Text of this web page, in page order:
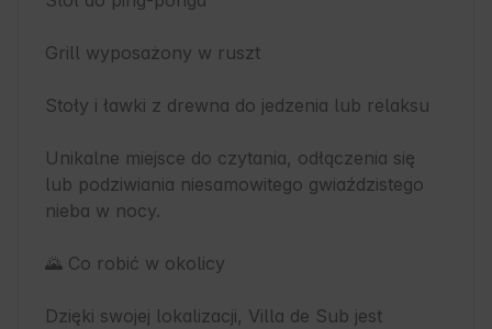
Grill wyposażony w ruszt
Stoły i ławki z drewna do jedzenia lub relaksu
Unikalne miejsce do czytania, odłączenia się
lub podziwiania niesamowitego gwiaździstego
nieba w nocy.
🌄 Co robić w okolicy
Dzięki swojej lokalizacji, Villa de Sub jest